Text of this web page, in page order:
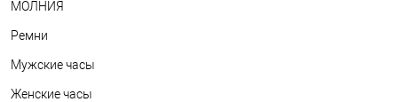
МОЛНИЯ
Ремни
Мужские часы
Женские часы